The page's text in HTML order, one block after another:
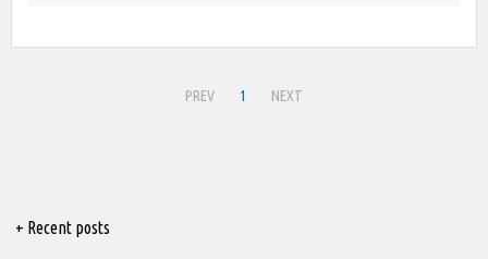
PREV 1 NEXT
+ Recent posts